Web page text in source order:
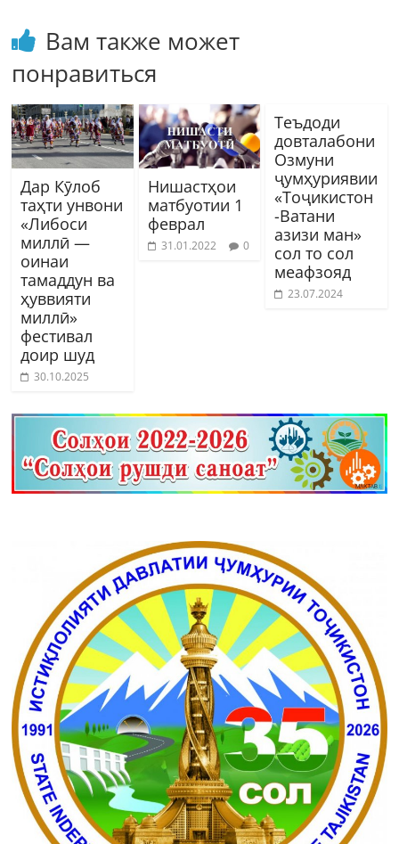
Вам также может
понравиться
Дар Кӯлоб
таҳти унвони
«Либоси
миллӣ —
оинаи
тамаддун ва
ҳуввияти
миллӣ»
фестивал
доир шуд
30.10.2025
Нишастҳои
матбуотии 1
феврал
31.01.2022 0
Теъдоди
довталабони
Озмуни
ҷумҳуриявии
«Тоҷикистон
-Ватани
азизи ман»
сол то сол
меафзояд
23.07.2024